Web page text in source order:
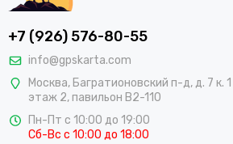
+7 (926) 576-80-55
info@gpskarta.com
Москва, Багратионовский п-д, д. 7 к.
этаж 2, павильон B2-110
Пн-Пт с 10:00 до 19:00
Сб-Вс с 10:00 до 18:00